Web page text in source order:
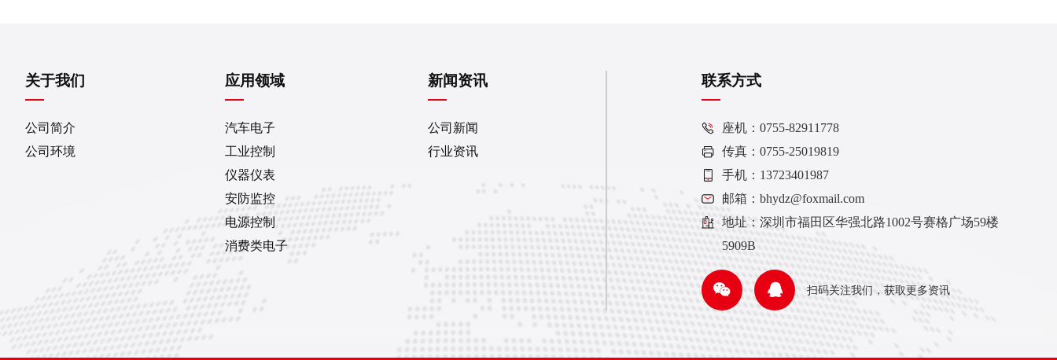
关于我们
公司简介
公司环境
应用领域
汽车电子
工业控制
仪器仪表
安防监控
电源控制
消费类电子
新闻资讯
公司新闻
行业资讯
联系方式
座机：0755-82911778
传真：0755-25019819
手机：13723401987
邮箱：bhydz@foxmail.com
地址：深圳市福田区华强北路1002号赛格广场59楼
5909B
扫码关注我们，获取更多资讯